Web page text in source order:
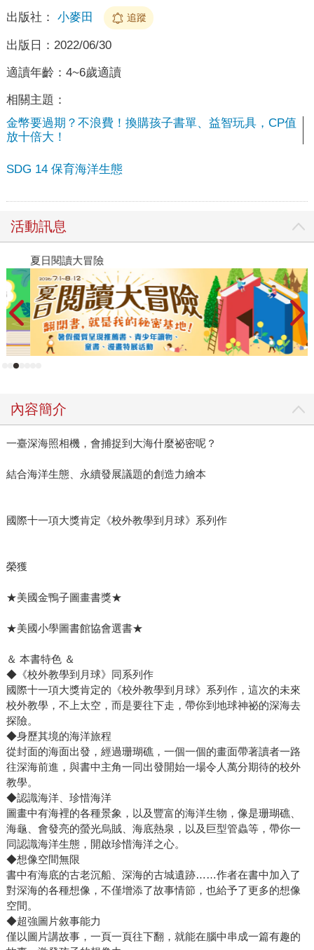
出版社： 小麥田 追蹤
出版日： 2022/06/30
適讀年齡： 4~6歲適讀
相關主題：
金幣要過期？不浪費！換購孩子書單、益智玩具，CP值
放十倍大！
SDG 14 保育海洋生態
活動訊息
夏日閱讀大冒險
內容簡介
一臺深海照相機，會捕捉到大海什麼祕密呢？
結合海洋生態、永續發展議題的創造力繪本
國際十一項大獎肯定《校外教學到月球》系列作
榮獲
★美國金鴨子圖畫書獎★
★美國小學圖書館協會選書★
＆ 本書特色 ＆
◆《校外教學到月球》同系列作
國際十一項大獎肯定的《校外教學到月球》系列作，這次的未來
校外教學，不上太空，而是要往下走，帶你到地球神祕的深海去
探險。
◆身歷其境的海洋旅程
從封面的海面出發，經過珊瑚礁，一個一個的畫面帶著讀者一路
往深海前進，與書中主角一同出發開始一場令人萬分期待的校外
教學。
◆認識海洋、珍惜海洋
圖畫中有海裡的各種景象，以及豐富的海洋生物，像是珊瑚礁、
海龜、會發亮的螢光烏賊、海底熱泉，以及巨型管蟲等，帶你一
同認識海洋生態，開啟珍惜海洋之心。
◆想像空間無限
書中有海底的古老沉船、深海的古城遺跡……作者在書中加入了
對深海的各種想像，不僅增添了故事情節，也給予了更多的想像
空間。
◆超強圖片敘事能力
僅以圖片講故事，一頁一頁往下翻，就能在腦中串成一篇有趣的